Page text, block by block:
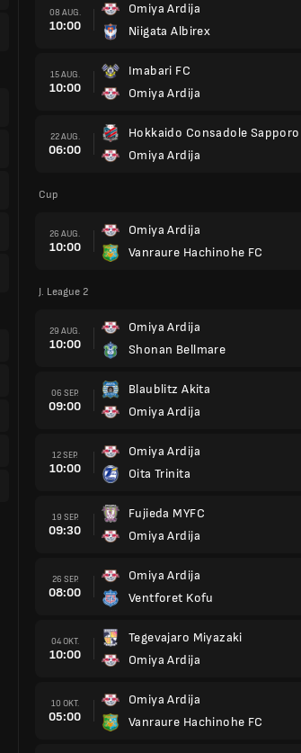
08 AUG.
10:00
Omiya Ardija
Niigata Albirex
15 AUG.
10:00
Imabari FC
Omiya Ardija
22 AUG.
06:00
Hokkaido Consadole Sapporo
Omiya Ardija
Cup
26 AUG.
10:00
Omiya Ardija
Vanraure Hachinohe FC
J. League 2
29 AUG.
10:00
Omiya Ardija
Shonan Bellmare
06 SEP.
09:00
Blaublitz Akita
Omiya Ardija
12 SEP.
10:00
Omiya Ardija
Oita Trinita
19 SEP.
09:30
Fujieda MYFC
Omiya Ardija
26 SEP.
08:00
Omiya Ardija
Ventforet Kofu
04 OKT.
10:00
Tegevajaro Miyazaki
Omiya Ardija
10 OKT.
05:00
Omiya Ardija
Vanraure Hachinohe FC